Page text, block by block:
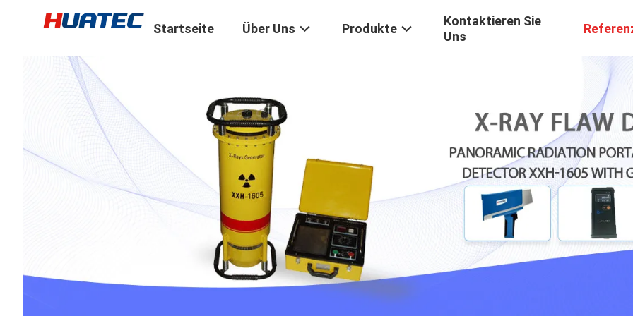
Startseite Über Uns Produkte
Kontaktieren Sie
Uns